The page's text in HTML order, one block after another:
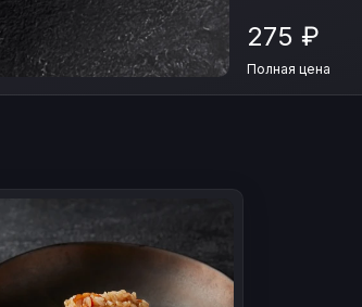
275₽
Полная цена